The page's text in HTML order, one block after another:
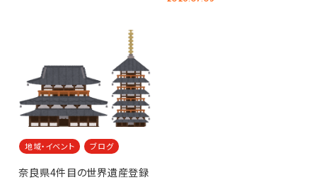
地域・イベント ブログ
奈良県4件目の世界遺産登録